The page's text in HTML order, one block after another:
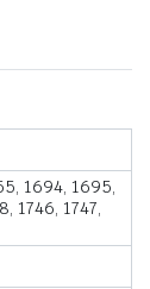
1694, 1695,
1746, 1747,